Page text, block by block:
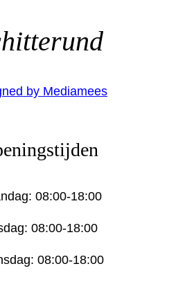
by Mediamees
08:00-18:00
08:00-18:00
08:00-18:00